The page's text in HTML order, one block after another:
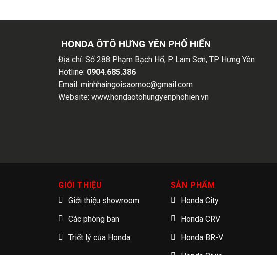
HONDA ÔTÔ HƯNG YÊN PHỐ HIẾN
Địa chỉ: Số 288 Phạm Bạch Hổ, P. Lam Sơn, TP Hưng Yên
Hotline: 0904.685.386
Email: minhhaingoisaomoc@gmail.com
Website: www.hondaotohungyenphohien.vn
GIỚI THIỆU
Giới thiệu showroom
Các phòng ban
Triết lý của Honda
SẢN PHẨM
Honda City
Honda CRV
Honda BR-V